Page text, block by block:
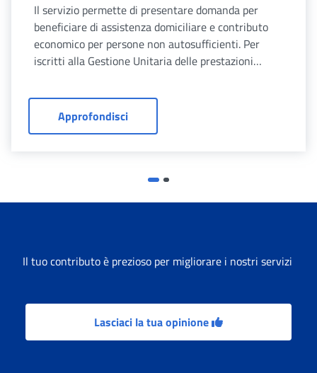
Il servizio permette di presentare domanda per
beneficiare di assistenza domiciliare e contributo
economico per persone non autosufficienti. Per
iscritti alla Gestione Unitaria delle prestazioni
beneficiari.
ApprofondisciHCP - Assistenza domiciliare per
Il tuo contributo è prezioso per migliorare i nostri servizi
Lasciaci la tua opinione